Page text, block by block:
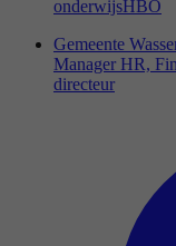
onderwijsHBO
Gemeente
Manager HR,
directeur